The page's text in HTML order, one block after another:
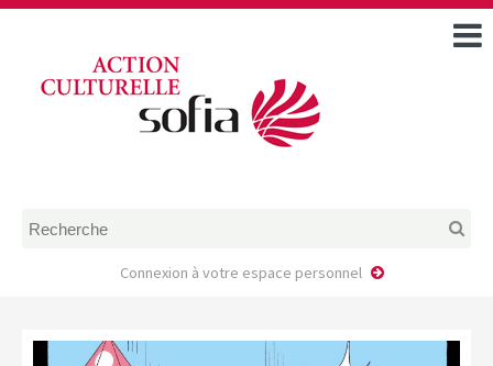
DOSSIERS DE DEMANDE
FAIRE UNE DEMANDE D’AIDE
Connexion à votre espace personnel